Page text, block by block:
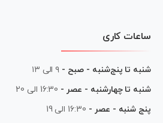
ساعات کاری
شنبه تا پنج‌شنبه - صبح - ۹ الی ۱۳
شنبه تا چهارشنبه - عصر - 16:30 الی 20
پنج شنبه - عصر - 16:30 الی 19